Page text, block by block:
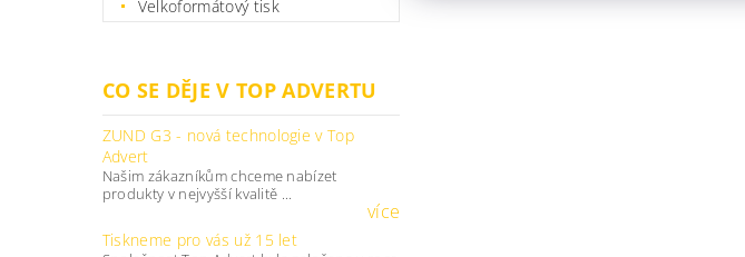
Velkoformátový tisk
CO SE DĚJE V TOP ADVERTU
ZUND G3 - nová technologie v Top
Advert
Našim zákazníkům chceme nabízet
produkty v nejvyšší kvalitě ...
více
Tiskneme pro vás už 15 let